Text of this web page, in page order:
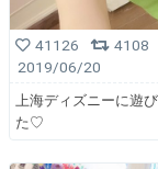
41126
4108
2019/06/20
上海ディズニーに遊
た♡